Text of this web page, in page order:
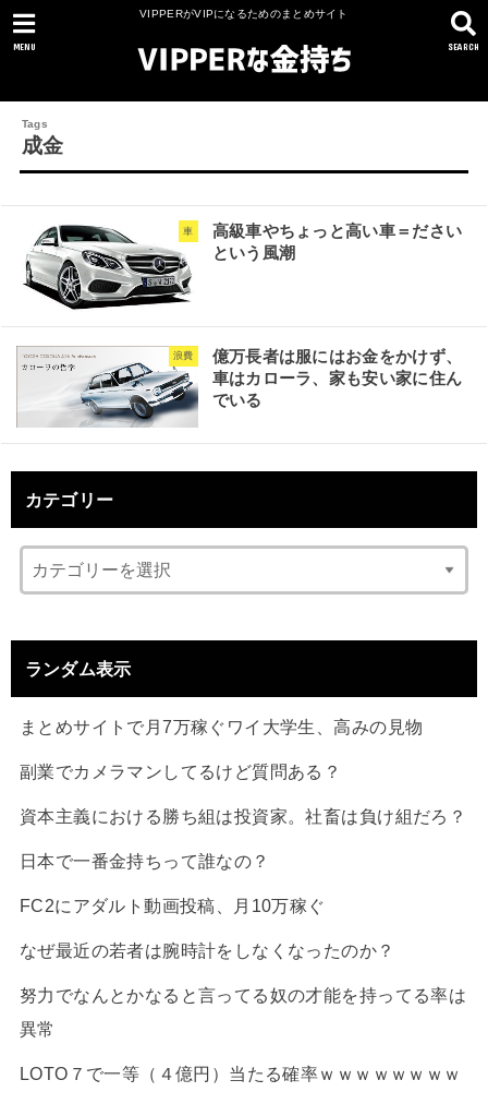
VIPPERがVIPになるためのまとめサイト
SEARCH
MENU
成金
車
高級車やちょっと高い車＝ださい
という風潮
浪費
億万長者は服にはお金をかけず、
車はカローラ、家も安い家に住ん
でいる
カテゴリー
ランダム表示
まとめサイトで月7万稼ぐワイ大学生、高みの見物
副業でカメラマンしてるけど質問ある？
資本主義における勝ち組は投資家。社畜は負け組だろ？
日本で一番金持ちって誰なの？
FC2にアダルト動画投稿、月10万稼ぐ
なぜ最近の若者は腕時計をしなくなったのか？
努力でなんとかなると言ってる奴の才能を持ってる率は
異常
LOTO７で一等（４億円）当たる確率ｗｗｗｗｗｗｗｗ